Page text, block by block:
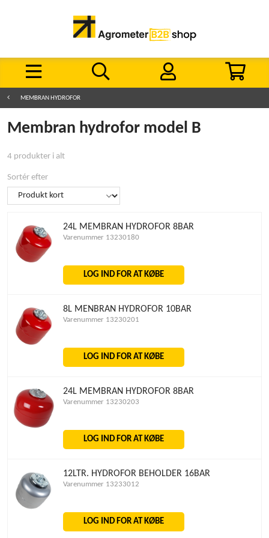
MEMBRAN HYDROFOR
Membran hydrofor model B
4 produkter i alt
Sortér efter
24L MEMBRAN HYDROFOR 8BAR
Varenummer 13230180
LOG IND FOR AT KØBE
8L MENBRAN HYDROFOR 10BAR
Varenummer 13230201
LOG IND FOR AT KØBE
24L MEMBRAN HYDROFOR 8BAR
Varenummer 13230203
LOG IND FOR AT KØBE
12LTR. HYDROFOR BEHOLDER 16BAR
Varenummer 13233012
LOG IND FOR AT KØBE